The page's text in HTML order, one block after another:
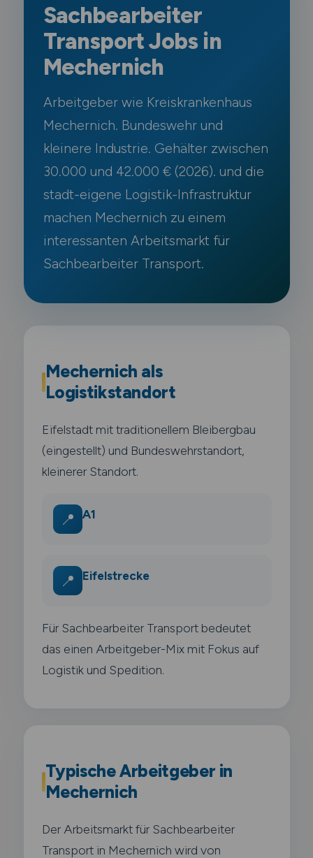
Sachbearbeiter
Transport Jobs in
Mechernich
Arbeitgeber wie Kreiskrankenhaus
Mechernich. Bundeswehr und
kleinere Industrie. Gehälter zwischen
30.000 und 42.000 € (2026). und die
stadt-eigene Logistik-Infrastruktur
machen Mechernich zu einem
interessanten Arbeitsmarkt für
Sachbearbeiter Transport.
Mechernich als
Logistikstandort
Eifelstadt mit traditionellem Bleibergbau
(eingestellt) und Bundeswehrstandort,
kleinerer Standort.
📍 A1
📍 Eifelstrecke
Für Sachbearbeiter Transport bedeutet
das einen Arbeitgeber-Mix mit Fokus auf
Logistik und Spedition.
Typische Arbeitgeber in
Mechernich
Der Arbeitsmarkt für Sachbearbeiter
Transport in Mechernich wird von